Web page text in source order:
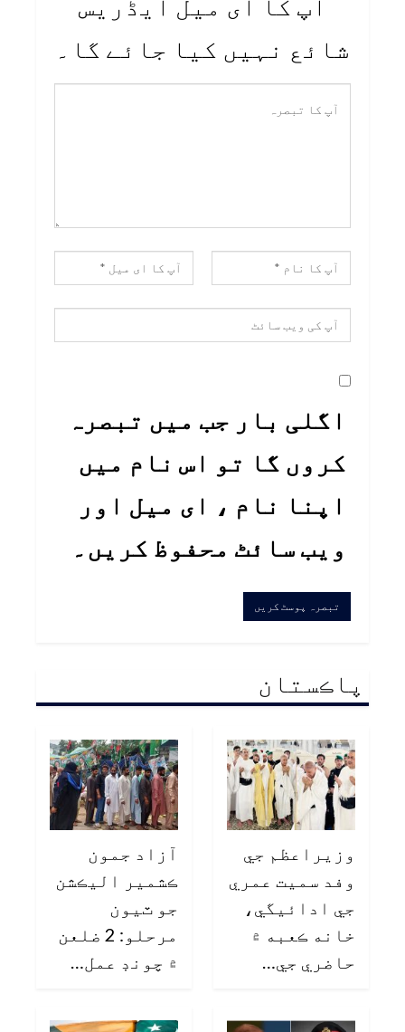
شائع نہیں کیا جائے گا۔
اگلی بار جب میں تبصرہ
کروں گا تو اس نام میں
اپنا نام ، ای میل اور
ویب سائٹ محفوظ کریں۔
پاڪستان
وزيراعظم جي
وفد سميت عمري
جي ادائيگي،
خانه ڪعبه ۾
حاضري جي…
آزاد جمون
ڪشمير اليڪشن
جو ٽيون
مرحلو: 2 ضلعن
۾ چونڊ عمل…